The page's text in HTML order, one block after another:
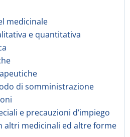
medicinale
e quantitativa
di somministrazione
e precauzioni d’impiego
altri medicinali ed altre forme